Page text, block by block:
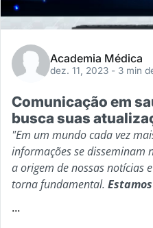
Academia Médica
dez. 11, 2023 - 3 min
Comunicação em
busca suas
"Em um mundo cada vez
informações se disseminam
a origem de nossas notícias
torna fundamental.
...